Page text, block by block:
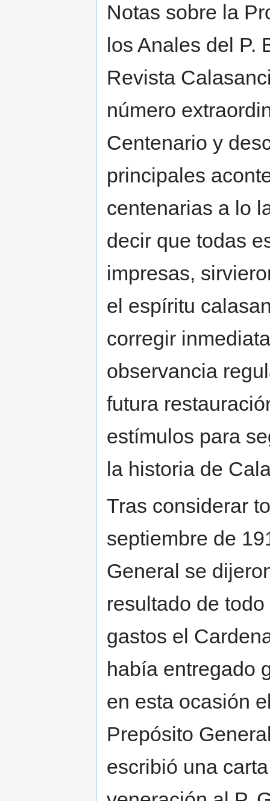
Notas sobre la
los Anales del P.
Revista
número
Centenario y
principales
centenarias a lo
decir que todas
impresas,
el espíritu
corregir
observancia
futura
estímulos para
la historia de
Tras considerar
septiembre de
General se
resultado de
gastos el
había entregado
en esta ocasión
Prepósito
escribió una